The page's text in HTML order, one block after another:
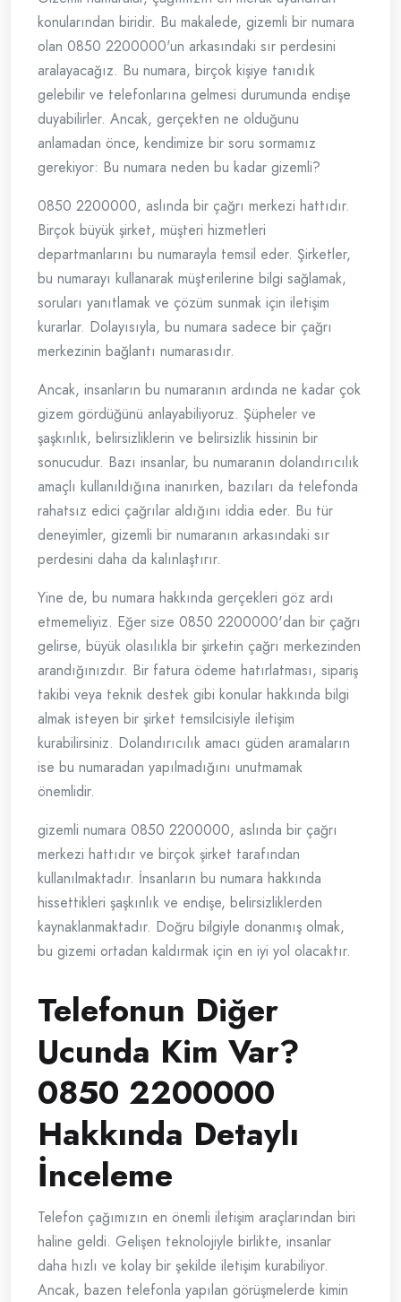
konularından biridir. Bu makalede, gizemli bir numara
olan 0850 2200000'un arkasındaki sır perdesini
aralayacağız. Bu numara, birçok kişiye tanıdık
gelebilir ve telefonlarına gelmesi durumunda endişe
duyabilirler. Ancak, gerçekten ne olduğunu
anlamadan önce, kendimize bir soru sormamız
gerekiyor: Bu numara neden bu kadar gizemli?
0850 2200000, aslında bir çağrı merkezi hattıdır.
Birçok büyük şirket, müşteri hizmetleri
departmanlarını bu numarayla temsil eder. Şirketler,
bu numarayı kullanarak müşterilerine bilgi sağlamak,
soruları yanıtlamak ve çözüm sunmak için iletişim
kurarlar. Dolayısıyla, bu numara sadece bir çağrı
merkezinin bağlantı numarasıdır.
Ancak, insanların bu numaranın ardında ne kadar çok
gizem gördüğünü anlayabiliyoruz. Şüpheler ve
şaşkınlık, belirsizliklerin ve belirsizlik hissinin bir
sonucudur. Bazı insanlar, bu numaranın dolandırıcılık
amaçlı kullanıldığına inanırken, bazıları da telefonda
rahatsız edici çağrılar aldığını iddia eder. Bu tür
deneyimler, gizemli bir numaranın arkasındaki sır
perdesini daha da kalınlaştırır.
Yine de, bu numara hakkında gerçekleri göz ardı
etmemeliyiz. Eğer size 0850 2200000'dan bir çağrı
gelirse, büyük olasılıkla bir şirketin çağrı merkezinden
arandığınızdır. Bir fatura ödeme hatırlatması, sipariş
takibi veya teknik destek gibi konular hakkında bilgi
almak isteyen bir şirket temsilcisiyle iletişim
kurabilirsiniz. Dolandırıcılık amacı güden aramaların
ise bu numaradan yapılmadığını unutmamak
önemlidir.
gizemli numara 0850 2200000, aslında bir çağrı
merkezi hattıdır ve birçok şirket tarafından
kullanılmaktadır. İnsanların bu numara hakkında
hissettikleri şaşkınlık ve endişe, belirsizliklerden
kaynaklanmaktadır. Doğru bilgiyle donanmış olmak,
bu gizemi ortadan kaldırmak için en iyi yol olacaktır.
Telefonun Diğer
Ucunda Kim Var?
0850 2200000
Hakkında Detaylı
İnceleme
Telefon çağımızın en önemli iletişim araçlarından biri
haline geldi. Gelişen teknolojiyle birlikte, insanlar
daha hızlı ve kolay bir şekilde iletişim kurabiliyor.
Ancak, bazen telefonla yapılan görüşmelerde kimin